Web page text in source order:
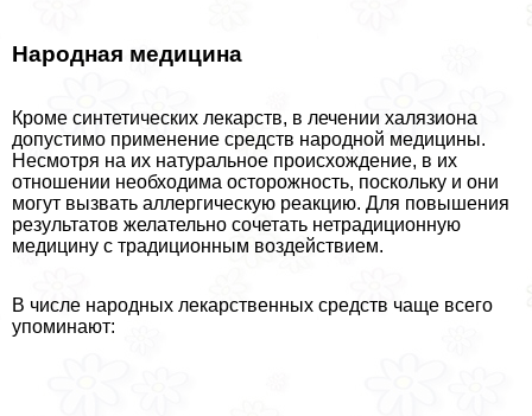
Народная медицина
Кроме синтетических лекарств, в лечении халязиона
допустимо применение средств народной медицины.
Несмотря на их натуральное происхождение, в их
отношении необходима осторожность, поскольку и они
могут вызвать аллергическую реакцию. Для повышения
результатов желательно сочетать нетрадиционную
медицину с традиционным воздействием.
В числе народных лекарственных средств чаще всего
упоминают: